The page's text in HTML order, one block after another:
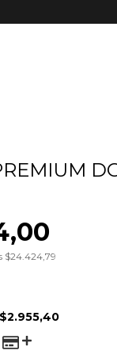
$24.424,79
$2.955,40